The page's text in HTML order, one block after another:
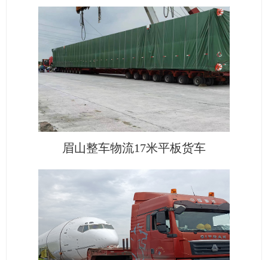
眉山整车物流17米平板货车